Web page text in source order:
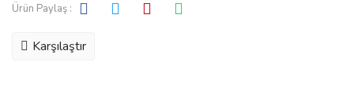
Ürün Paylaş :
Karşılaştır